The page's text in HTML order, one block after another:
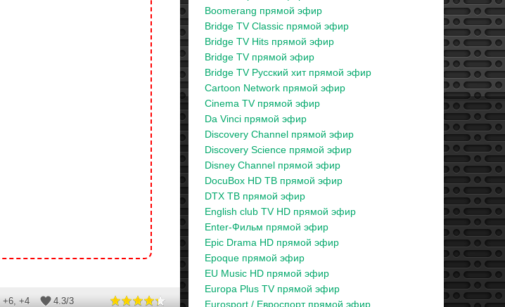
+6, +4 4.3/3
Boomerang прямой эфир
Bridge TV Classic прямой эфир
Bridge TV Hits прямой эфир
Bridge TV прямой эфир
Bridge TV Русский хит прямой эфир
Cartoon Network прямой эфир
Cinema TV прямой эфир
Da Vinci прямой эфир
Discovery Channel прямой эфир
Discovery Science прямой эфир
Disney Channel прямой эфир
DocuBox HD ТВ прямой эфир
DTX ТВ прямой эфир
English club TV HD прямой эфир
Enter-Фильм прямой эфир
Epic Drama HD прямой эфир
Epoque прямой эфир
EU Music HD прямой эфир
Europa Plus TV прямой эфир
Eurosport / Евроспорт прямой эфир